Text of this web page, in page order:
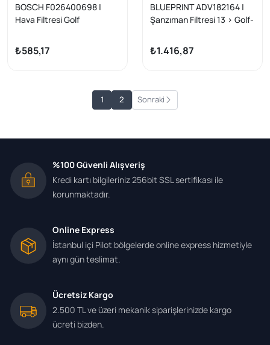
BOSCH F026400698 |
Hava Filtresi Golf
at 13-> 1.6-2.0 TDI Süngerli
₺585,17
BLUEPRINT ADV182164 |
Şanzıman Filtresi 13 > Golf-
Os
₺1.416,87
1 2 Sonraki
%100 Güvenli Alışveriş
Kredi kartı bilgileriniz 256bit SSL sertifikası ile
korunmaktadır.
Online Express
İstanbul içi Pilot bölgelerde online express hizmetiyle
aynı gün teslimat.
Ücretsiz Kargo
2.500 TL ve üzeri mekanik siparişlerinizde kargo
ücreti bizden.